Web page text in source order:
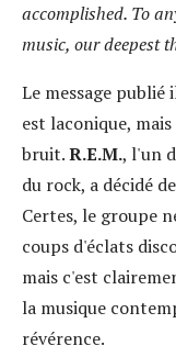
accomplished. To
music, our deepest
Le message
est laconique,
bruit.R.E.M., l'un
du rock, a décidé
Certes, le groupe
coups d'éclats
mais c'est
la musique
révérence.